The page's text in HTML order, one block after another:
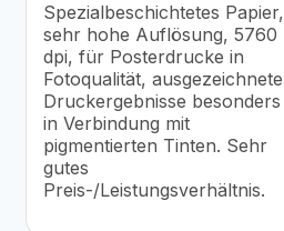
Spezialbeschichtetes Papier,
sehr hohe Auflösung, 5760
dpi, für Posterdrucke in
Fotoqualität, ausgezeichnete
Druckergebnisse besonders
in Verbindung mit
pigmentierten Tinten. Sehr
gutes
Preis-/Leistungsverhältnis.